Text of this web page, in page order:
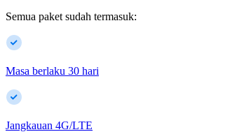
Semua paket sudah termasuk:
Masa berlaku 30 hari
Jangkauan 4G/LTE